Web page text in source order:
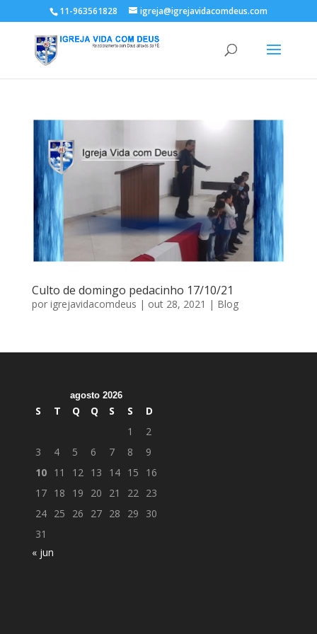
11-963561828 igreja@igrejavidacomdeus.com
Culto de domingo pedacinho 17/10/21
por igrejavidacomdeus | out 28, 2021 | Blog
agosto 2026
S T Q Q S S
D
1
2
3
4 5 6 7 8
9
10 11 12 13 14 15
16
17 18 19 20 21 22 23
24 25 26 27 28 29
30
31
« jun